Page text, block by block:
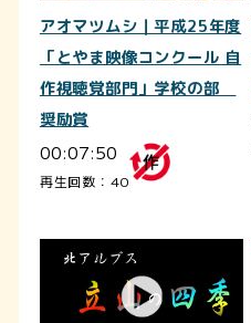
アオマツムシ｜平成25年度
「とやま映像コンクール 自
作視聴覚部門」学校の部
奨励賞
00:07:50
再生回数：40